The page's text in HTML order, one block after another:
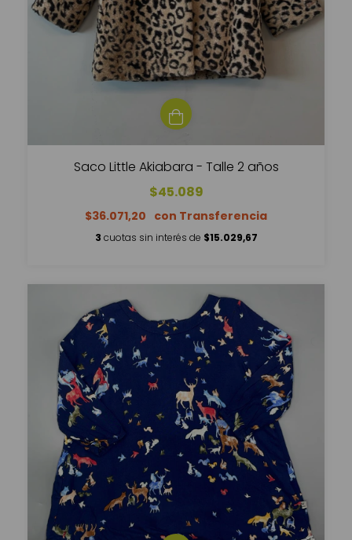
Saco Little Akiabara - Talle 2 años
$45.089
$36.071,20
3 cuotas sin interés de $15.029,67